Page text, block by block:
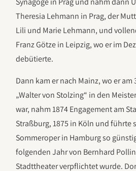
Theresia Lehmann in Prag, der
Lili und Marie Lehmann, und
Franz Götze in Leipzig, wo er im
debütierte.
Dann kam er nach Mainz, wo er am
„Walter von Stolzing“ in den
war, nahm 1874 Engagement am
Straßburg, 1875 in Köln und führte
Sommeroper in Hamburg so
folgenden Jahr von Bernhard
Stadttheater verpflichtet wurde.